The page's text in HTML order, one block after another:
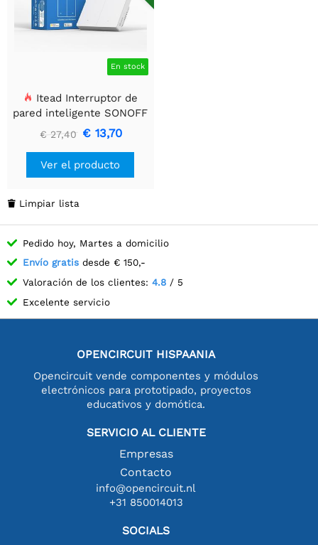
En stock
Itead Interruptor de
pared inteligente SONOFF
SwitchMan Zigbee/Matter
- M5-2C-80W - 2 canales
€ 27,40 € 13,70
Ver el producto
 Limpiar lista
Pedido hoy, Martes a domicilio
Envío gratis desde € 150,-
Valoración de los clientes: 4.8 / 5
Excelente servicio
OPENCIRCUIT HISPAANIA
Opencircuit vende componentes y módulos
electrónicos para prototipado, proyectos
educativos y domótica.
SERVICIO AL CLIENTE
Empresas
Contacto
info@opencircuit.nl
+31 850014013
SOCIALS